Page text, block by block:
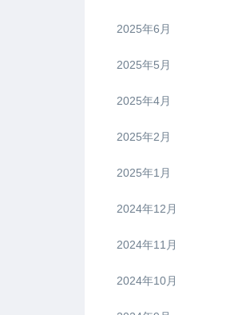
2025年6月
2025年5月
2025年4月
2025年2月
2025年1月
2024年12月
2024年11月
2024年10月